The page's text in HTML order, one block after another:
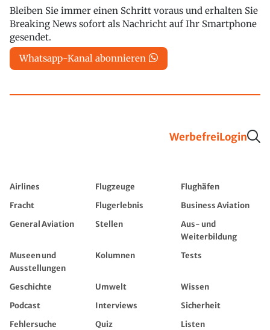
Bleiben Sie immer einen Schritt voraus und erhalten Sie
Breaking News sofort als Nachricht auf Ihr Smartphone
gesendet.
Whatsapp-Kanal abonnieren
WerbefreiLogin
Airlines Flugzeuge
Flughäfen
Fracht
Flugerlebnis
Business Aviation
General Aviation
Stellen
Aus- und
Weiterbildung
Museen und
Ausstellungen
Kolumnen Tests
Geschichte Umwelt
Wissen
Podcast
Interviews
Sicherheit
Fehlersuche
Quiz
Listen